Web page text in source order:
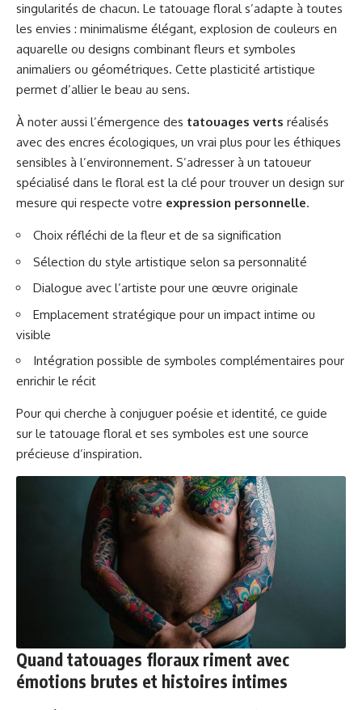
singularités de chacun. Le tatouage floral s’adapte à toutes
les envies : minimalisme élégant, explosion de couleurs en
aquarelle ou designs combinant fleurs et symboles
animaliers ou géométriques. Cette plasticité artistique
permet d’allier le beau au sens.
À noter aussi l’émergence des tatouages verts réalisés
avec des encres écologiques, un vrai plus pour les éthiques
sensibles à l’environnement. S’adresser à un tatoueur
spécialisé dans le floral est la clé pour trouver un design sur
mesure qui respecte votre expression personnelle.
Choix réfléchi de la fleur et de sa signification
Sélection du style artistique selon sa personnalité
Dialogue avec l’artiste pour une œuvre originale
Emplacement stratégique pour un impact intime ou
visible
Intégration possible de symboles complémentaires pour
enrichir le récit
Pour qui cherche à conjuguer poésie et identité, ce guide
sur le tatouage floral et ses symboles est une source
précieuse d’inspiration.
Quand tatouages floraux riment avec
émotions brutes et histoires intimes